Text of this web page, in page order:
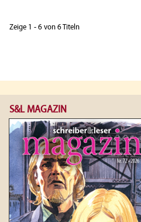
Zeige 1 - 6 von 6 Titeln
S&L MAGAZIN